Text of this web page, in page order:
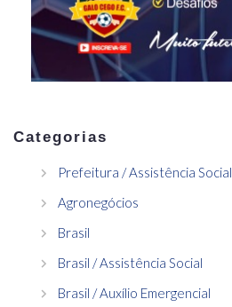
Categorias
Prefeitura / Assistência Social
Agronegócios
Brasil
Brasil / Assistência Social
Brasil / Auxílio Emergencial